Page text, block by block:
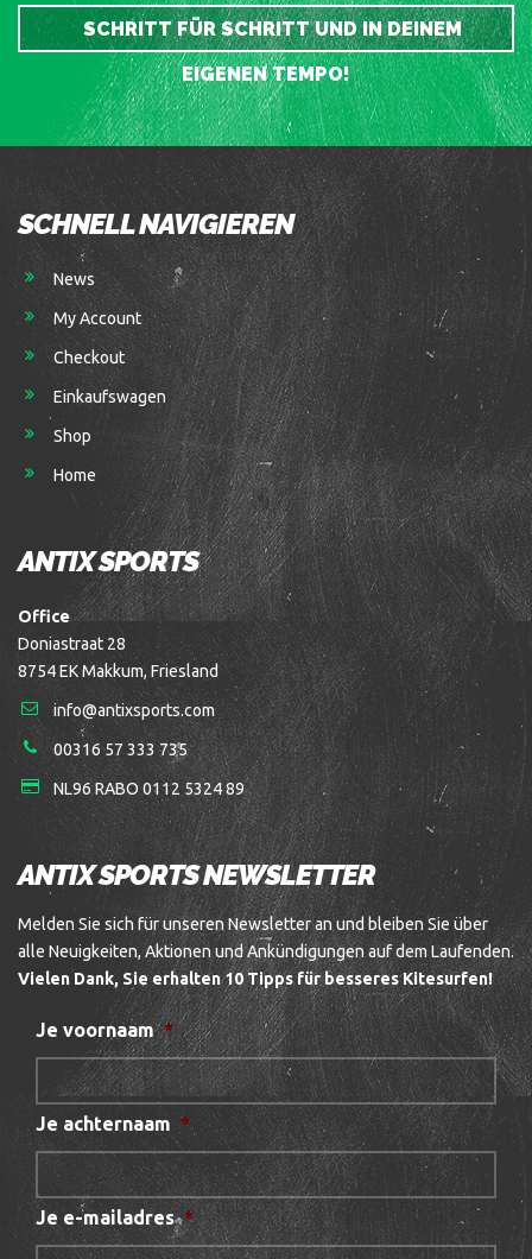
SCHRITT FÜR SCHRITT UND IN DEINEM
EIGENEN TEMPO!
SCHNELL NAVIGIEREN
News
My Account
Checkout
Einkaufswagen
Shop
Home
ANTIX SPORTS
Office
Doniastraat 28
8754 EK Makkum, Friesland
info@antixsports.com
00316 57 333 735
NL96 RABO 0112 5324 89
ANTIX SPORTS NEWSLETTER
Melden Sie sich für unseren Newsletter an und bleiben Sie über
alle Neuigkeiten, Aktionen und Ankündigungen auf dem Laufenden.
Vielen Dank, Sie erhalten 10 Tipps für besseres Kitesurfen!
Je voornaam *
Je achternaam *
Je e-mailadres *